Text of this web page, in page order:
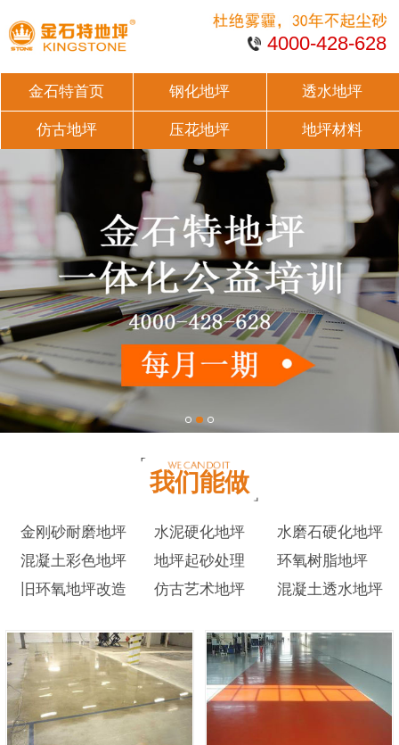
4000-428-628
金石特首页 钢化地坪 透水地坪
仿古地坪 压花地坪 地坪材料
我们能做
金刚砂耐磨地坪 水泥硬化地坪
水磨石硬化地坪
混凝土彩色地坪
地坪起砂处理
环氧树脂地坪
旧环氧地坪改造
仿古艺术地坪 混凝土透水地坪